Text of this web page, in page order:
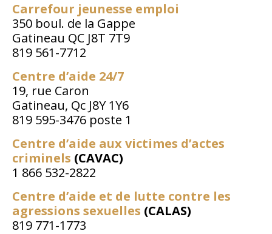
Carrefour jeunesse emploi
350 boul. de la Gappe
Gatineau QC J8T 7T9
819 561-7712
Centre d’aide 24/7
19, rue Caron
Gatineau, Qc J8Y 1Y6
819 595-3476 poste 1
Centre d’aide aux victimes d’actes
criminels (CAVAC)
1 866 532-2822
Centre d’aide et de lutte contre les
agressions sexuelles (CALAS)
819 771-1773